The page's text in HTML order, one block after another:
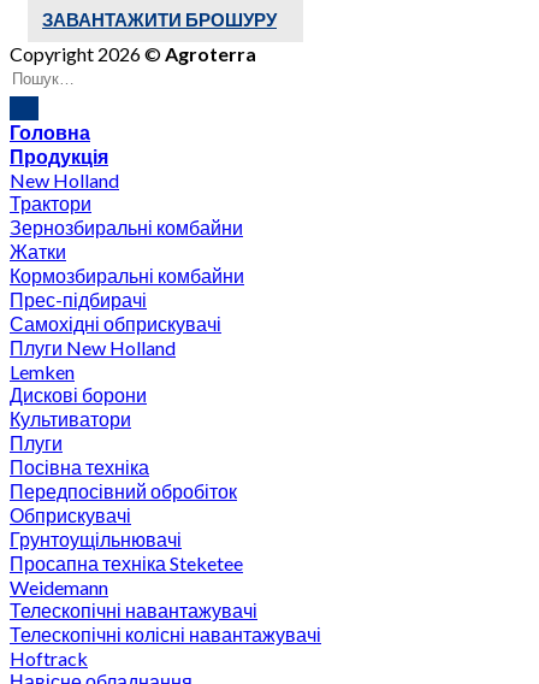
ЗАВАНТАЖИТИ БРОШУРУ
Copyright 2026 ©Agroterra
Головна
Продукція
New Holland
Трактори
Зернозбиральні комбайни
Жатки
Кормозбиральні комбайни
Прес-підбирачі
Самохідні обприскувачі
Плуги New Holland
Lemken
Дискові борони
Культиватори
Плуги
Посівна техніка
Передпосівний обробіток
Обприскувачі
Грунтоущільнювачі
Просапна техніка Steketee
Weidemann
Телескопічні навантажувачі
Телескопічні колісні навантажувачі
Hoftrack